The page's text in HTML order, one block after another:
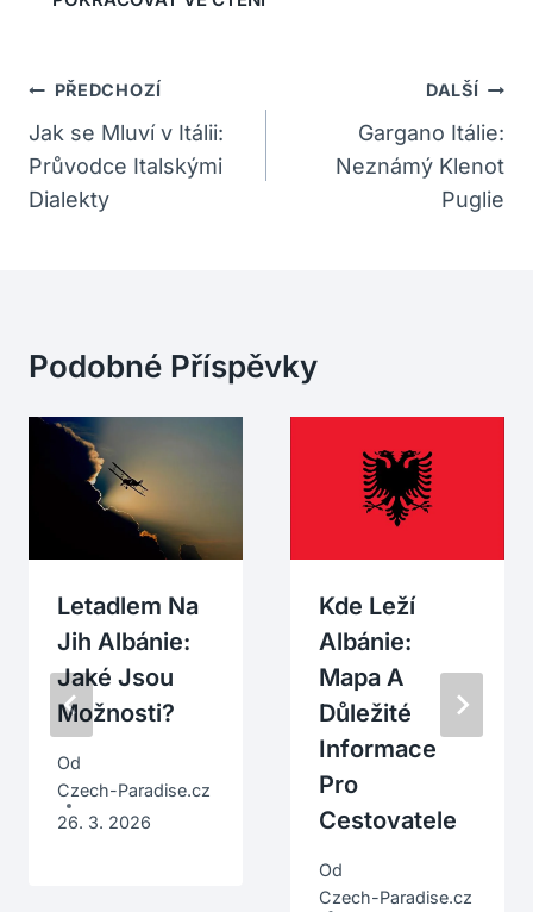
Navigace
Pro
Příspěvek
PŘEDCHOZÍ
Jak se Mluví v Itálii:
Průvodce Italskými
Dialekty
DALŠÍ
Gargano Itálie:
Neznámý Klenot
Puglie
Podobné Příspěvky
Letadlem Na
Jih Albánie:
Jaké Jsou
Možnosti?
Od
Czech-Paradise.cz
26. 3. 2026
Kde Leží
Albánie:
Mapa A
Důležité
Informace
Pro
Cestovatele
Od
Czech-Paradise.cz